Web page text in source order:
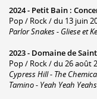
2024 - Petit Bain :
Pop / Rock / du 13 juin
Parlor Snakes - Gliese et
2023 - Domaine de
Pop / Rock / du 26 août
Cypress Hill - The
Tamino - Yeah Yeah